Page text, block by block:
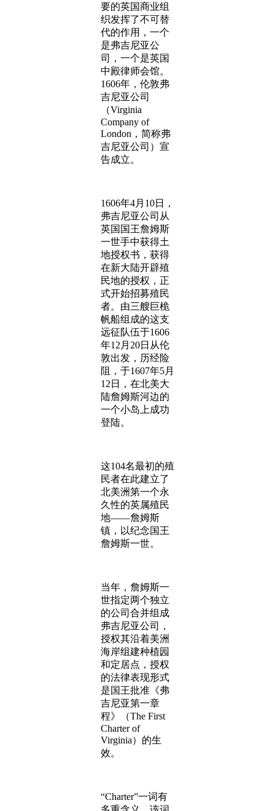
要的英国商业组
织发挥了不可替
代的作用，一个
是弗吉尼亚公
司，一个是英国
中殿律师会馆。
1606年，伦敦弗
吉尼亚公司
（Virginia
Company of
London，简称弗
吉尼亚公司）宣
告成立。
1606年4月10日，
弗吉尼亚公司从
英国国王詹姆斯
一世手中获得土
地授权书，获得
在新大陆开辟殖
民地的授权，正
式开始招募殖民
者。由三艘巨桅
帆船组成的这支
远征队伍于1606
年12月20日从伦
敦出发，历经险
阻，于1607年5月
12日，在北美大
陆詹姆斯河边的
一个小岛上成功
登陆。
这104名最初的殖
民者在此建立了
北美洲第一个永
久性的英属殖民
地——詹姆斯
镇，以纪念国王
詹姆斯一世。
当年，詹姆斯一
世指定两个独立
的公司合并组成
弗吉尼亚公司，
授权其沿着美洲
海岸组建种植园
和定居点，授权
的法律表现形式
是国王批准《弗
吉尼亚第一章
程》（The First
Charter of
Virginia）的生
效。
“Charter”一词有